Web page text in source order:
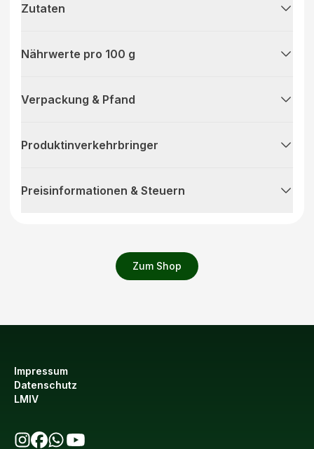
Zum Shop
Zutaten
Nährwerte pro 100 g
Verpackung & Pfand
Produktinverkehrbringer
Preisinformationen & Steuern
Impressum
Datenschutz
LMIV